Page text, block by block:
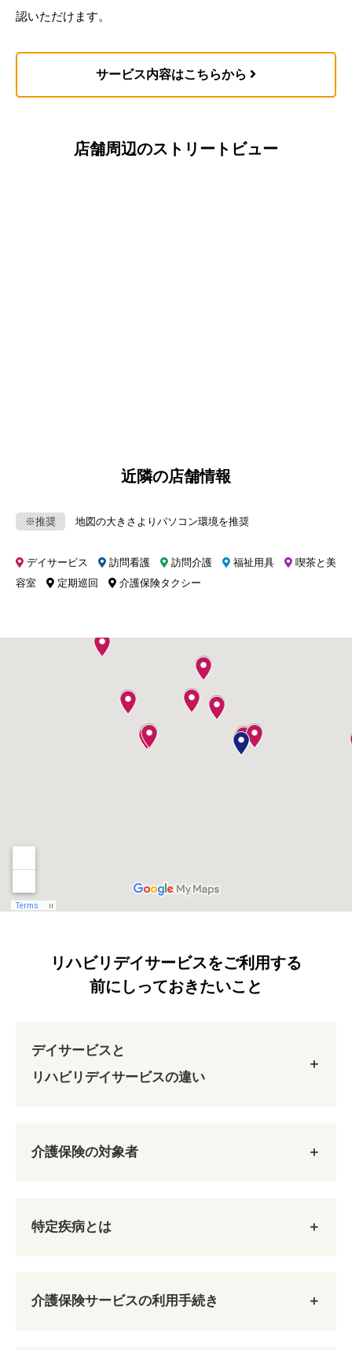
認いただけます。
サービス内容はこちらから
店舗周辺のストリートビュー
近隣の店舗情報
※推奨 地図の大きさよりパソコン環境を推奨
デイサービス 訪問看護 訪問介護 福祉用具
喫茶と美
容室
定期巡回 介護保険タクシー
リハビリデイサービスをご利用する
前にしっておきたいこと
デイサービスと
リハビリデイサービスの違い
デイサービス
介護保険の対象者
65歳以上の方
特定疾病とは
介護保険サービスの利用手続き